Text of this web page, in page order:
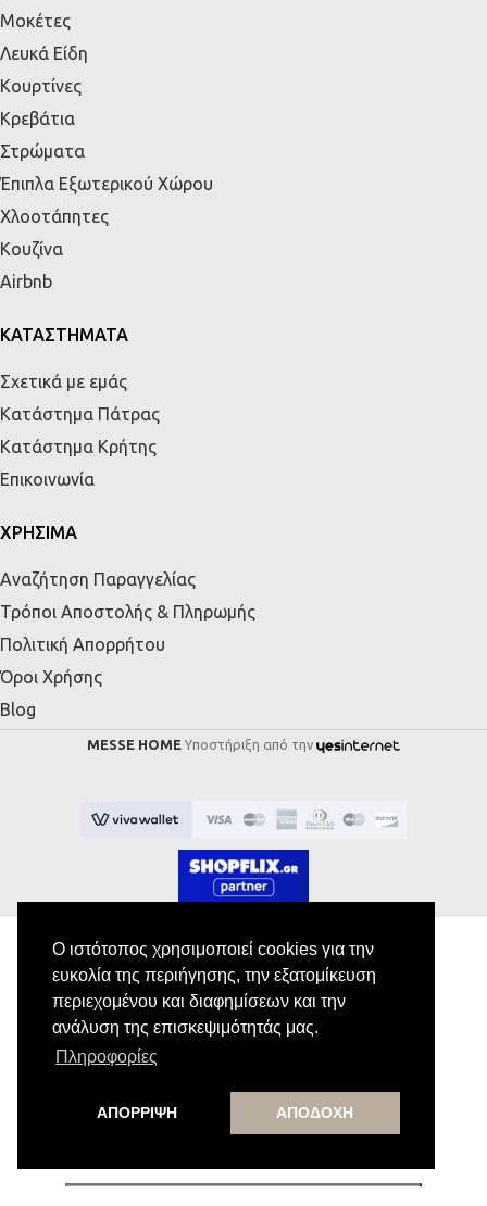
Ο ιστότοπος χρησιμοποιεί cookies για την
ευκολία της περιήγησης, την εξατομίκευση
περιεχομένου και διαφημίσεων και την
ανάλυση της επισκεψιμότητάς μας.
Πληροφορίες
ΑΠΟΡΡΙΨΗ ΑΠΟΔΟΧΗ
Μοκέτες
Λευκά Είδη
Κουρτίνες
Κρεβάτια
Στρώματα
Έπιπλα Εξωτερικού Χώρου
Χλοοτάπητες
Κουζίνα
Airbnb
ΚΑΤΑΣΤΗΜΑΤΑ
Σχετικά με εμάς
Κατάστημα Πάτρας
Κατάστημα Κρήτης
Επικοινωνία
ΧΡΗΣΙΜΑ
Αναζήτηση Παραγγελίας
Τρόποι Αποστολής & Πληρωμής
Πολιτική Απορρήτου
Όροι Χρήσης
Blog
MESSE HOME Υποστήριξη από την
Εγγραφή στο Newsletter
Κάνε εγγραφή στο newsletter μας για να